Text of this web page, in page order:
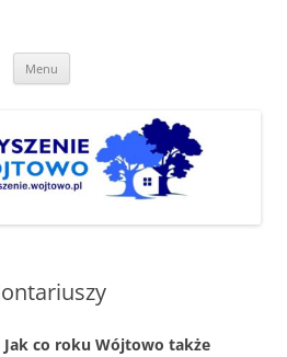
Wójtowo"
Menu
Jak co roku Wójtowo także